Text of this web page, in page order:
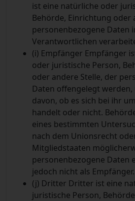
ist eine natürliche oder
Behörde, Einrichtung oder
personenbezogene Daten
Verantwortlichen
(i) Empfänger Empfänger
oder juristische Person,
oder andere Stelle, der
Daten offengelegt
davon, ob es sich bei ihr
handelt oder nicht.
eines bestimmten
nach dem Unionsrecht
Mitgliedstaaten
personenbezogene Daten
jedoch nicht als Empfänger.
(j) Dritter Dritter ist eine
juristische Person,